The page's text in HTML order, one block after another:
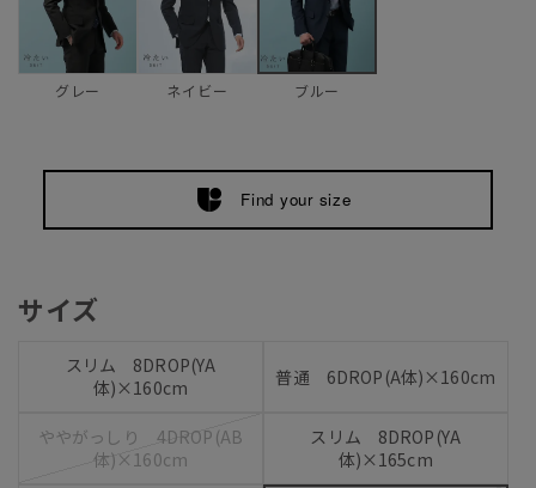
グレー ネイビー ブルー
Find your size
サイズ
スリム 8DROP(YA
体)×160cm
普通 6DROP(A体)×160cm
ややがっしり 4DROP(AB
体)×160cm
スリム 8DROP(YA
体)×165cm